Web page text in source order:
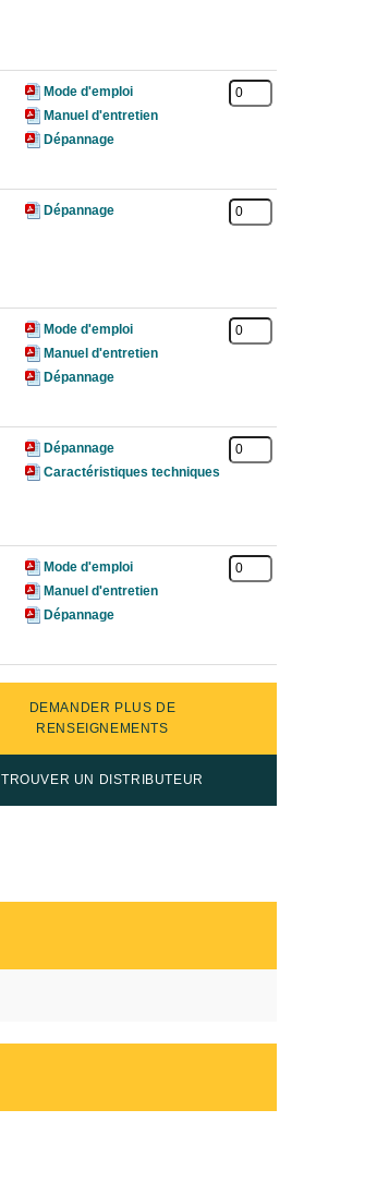
Mode d'emploi
Manuel d'entretien
Dépannage
Dépannage
Mode d'emploi
Manuel d'entretien
Dépannage
Dépannage
Caractéristiques techniques
Mode d'emploi
Manuel d'entretien
Dépannage
DEMANDER PLUS DE
RENSEIGNEMENTS
TROUVER UN DISTRIBUTEUR